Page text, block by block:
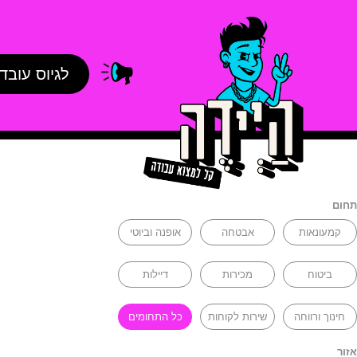
לגיוס
תחום
קמעונאות אבטחה אופנה וביוטי
ביטוח מכירות דיילות
חינוך ורווחה שירות לקוחות כל התחומים
אזור